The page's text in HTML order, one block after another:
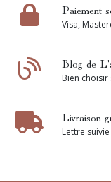
Paiement
Visa,
Blog de
Bien choisir
Livraison
Lettre